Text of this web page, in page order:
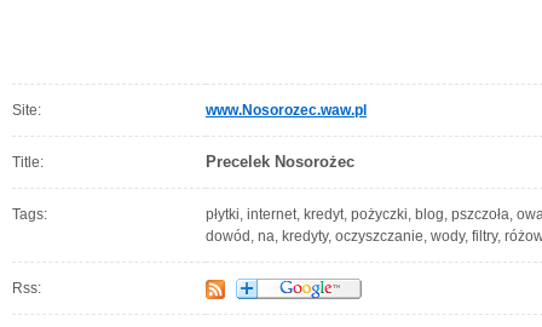
Site: www.Nosorozec.waw.pl
Title: Precelek Nosorożec
Tags:
płytki, internet, kredyt, pożyczki, blog, pszczoła,
dowód, na, kredyty, oczyszczanie, wody, filtry,
Rss: